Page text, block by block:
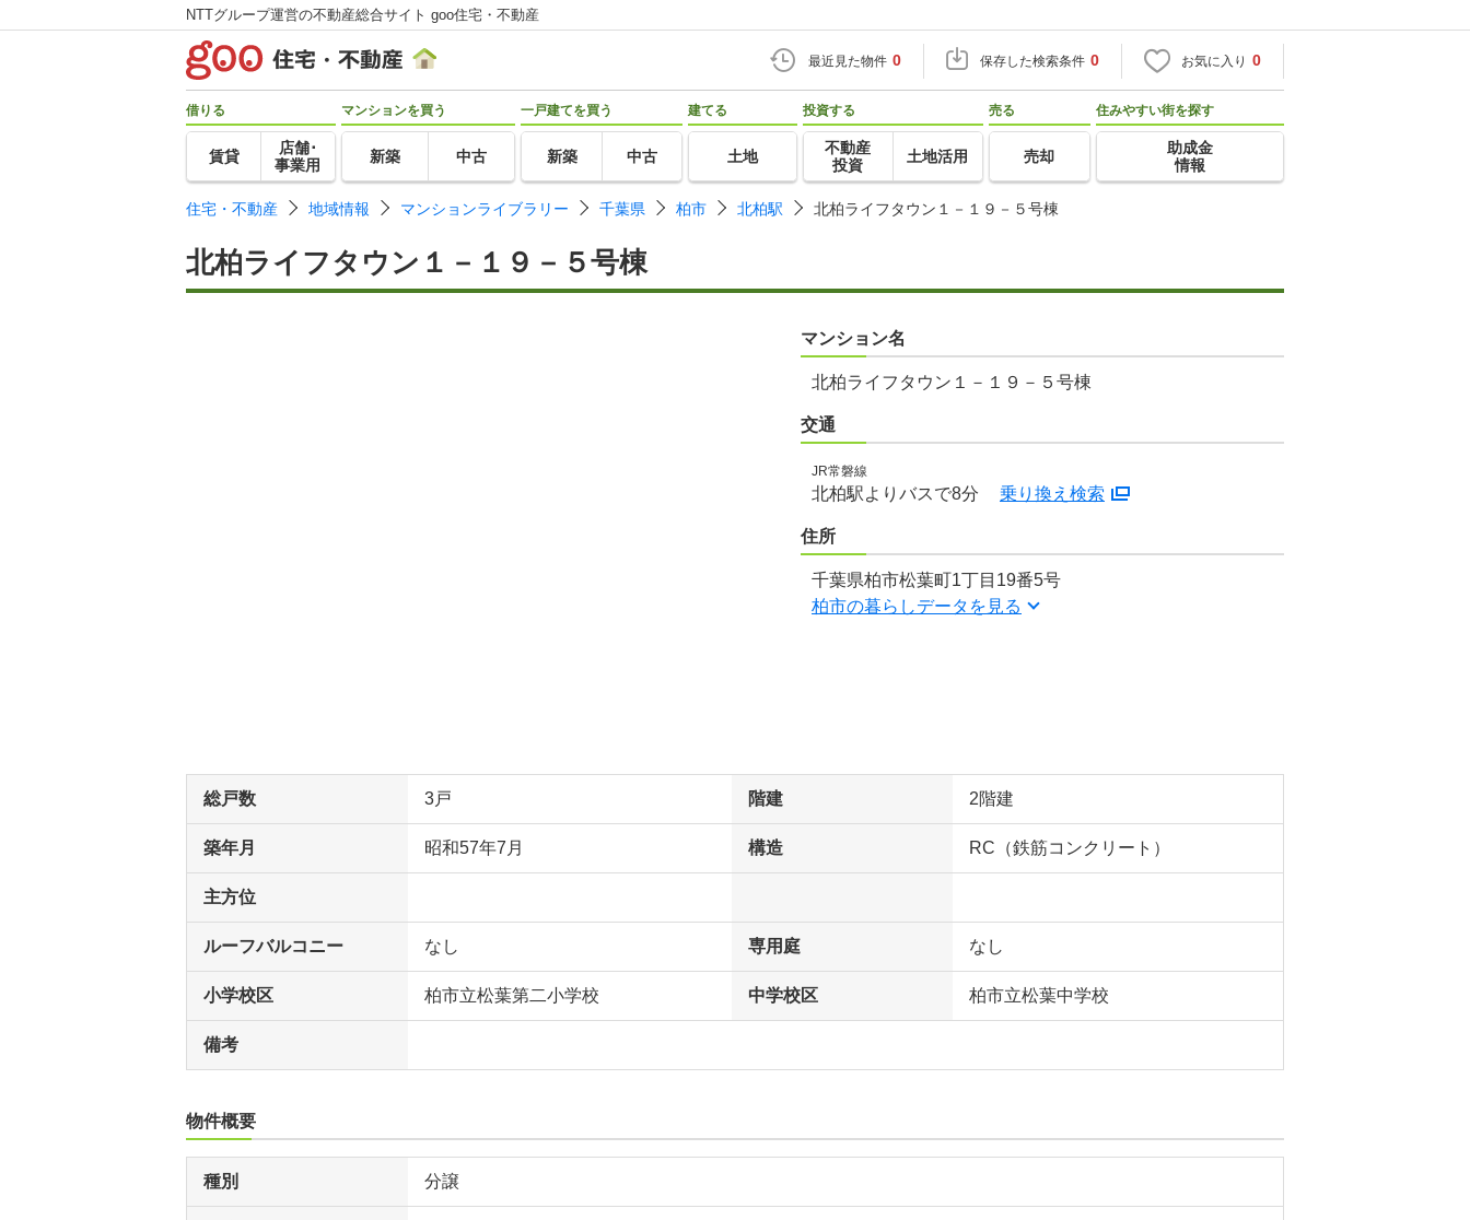
NTTグループ運営の不動産総合サイト goo住宅・不動産
最近見た物件 0 保存した検索条件 0 お気に入り 0
借りる
賃貸
店舗･
事業用
マンションを買う
新築 中古
一戸建てを買う
新築 中古
建てる
土地
投資する
不動産
投資
土地活用
売る
売却
住みやすい街を探す
助成金
情報
住宅・不動産 地域情報 マンションライブラリー 千葉県 柏市 北柏駅 北柏ライフタウン１－１９－５号棟
北柏ライフタウン１－１９－５号棟
マンション名
北柏ライフタウン１－１９－５号棟
交通
JR常磐線
北柏駅よりバスで8分 乗り換え検索
住所
千葉県柏市松葉町1丁目19番5号
柏市の暮らしデータを見る
総戸数 3戸 階建 2階建
築年月 昭和57年7月 構造 RC（鉄筋コンクリート）
主方位
ルーフバルコニー なし 専用庭 なし
小学校区 柏市立松葉第二小学校 中学校区 柏市立松葉中学校
備考
物件概要
種別 分譲